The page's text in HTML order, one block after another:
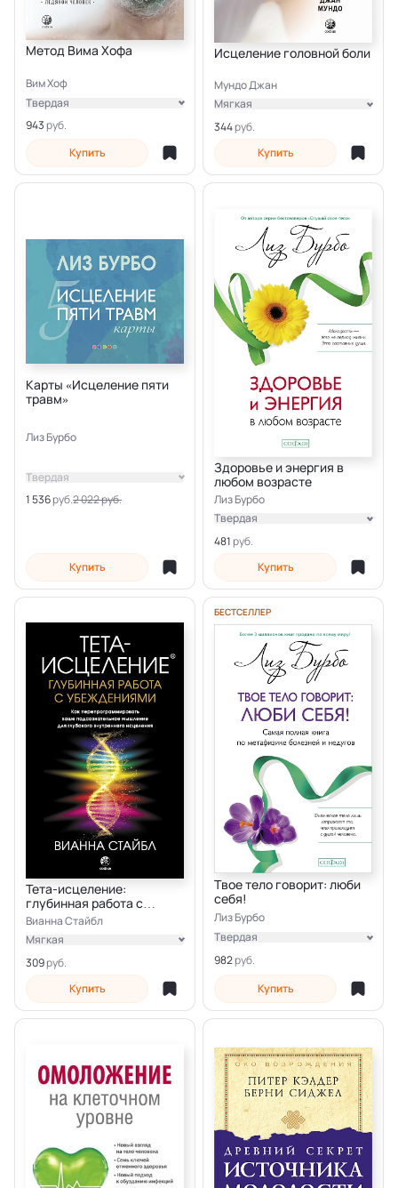
Метод Вима Хофа
Вим Хоф
943
Твердая
Электронная
Купить
Исцеление головной боли
Мундо Джан
344
Мягкая
Электронная
Купить
Карты «Исцеление пяти
травм»
Лиз Бурбо
2 022 руб.
1 536
Твердая
Купить
Здоровье и энергия в
любом возрасте
Лиз Бурбо
481
Твердая
Электронная
Купить
Тета-исцеление:
глубинная работа с
убеждениями
Вианна Стайбл
309
Мягкая
Электронная
Купить
БЕСТСЕЛЛЕР
Твое тело говорит: люби
себя!
Лиз Бурбо
982
Твердая
Электронная
Купить